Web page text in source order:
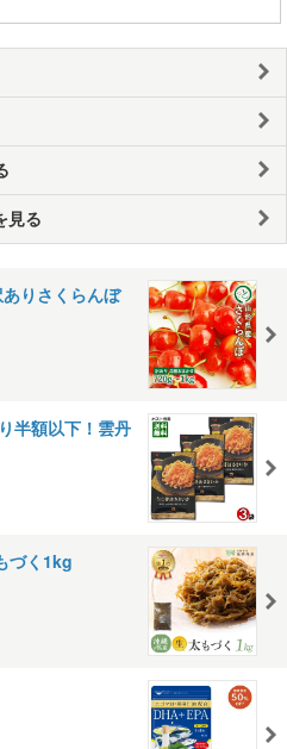
見る
りさくらんぼ
半額以下！雲丹
づく1kg